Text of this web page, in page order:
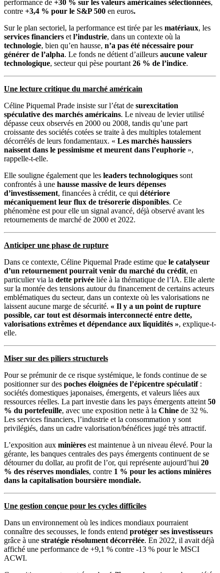
performance de +30 % sur les valeurs américaines sélectionnées,
contre +3,4 % pour le S&P 500 en euros.
Sur le plan sectoriel, la performance est tirée par les matériaux, les
services financiers et l’industrie, dans un contexte où la
technologie, bien qu’en hausse, n’a pas été nécessaire pour
générer de l’alpha. Le fonds ne détient d’ailleurs aucune valeur
technologique, secteur qui pèse pourtant 26 % de l’indice.
Une lecture critique du marché américain
Céline Piquemal Prade insiste sur l’état de surexcitation
spéculative des marchés américains. Le niveau de levier utilisé
dépasse ceux observés en 2000 ou 2008, tandis qu’une part
croissante des sociétés cotées se traite à des multiples totalement
décorrélés de leurs fondamentaux. « Les marchés haussiers
naissent dans le pessimisme et meurent dans l’euphorie »,
rappelle-t-elle.
Elle souligne également que les leaders technologiques sont
confrontés à une hausse massive de leurs dépenses
d’investissement, financées à crédit, ce qui détériore
mécaniquement leur flux de trésorerie disponibles. Ce
phénomène est pour elle un signal avancé, déjà observé avant les
retournements de marché de 2000 et 2022.
Anticiper une phase de rupture
Dans ce contexte, Céline Piquemal Prade estime que le catalyseur
d’un retournement pourrait venir du marché du crédit, en
particulier via la dette privée liée à la thématique de l’IA. Elle alerte
sur la montée des tensions autour du financement de certains acteurs
emblématiques du secteur, dans un contexte où les valorisations ne
laissent aucune marge de sécurité. « Il y a un point de rupture
possible, car tout est désormais interconnecté entre dette,
valorisations extrêmes et dépendance aux liquidités », explique-t-
elle.
Miser sur des piliers structurels
Pour se prémunir de ce risque systémique, le fonds continue de se
positionner sur des poches éloignées de l’épicentre spéculatif:
sociétés domestiques japonaises, émergents, et valeurs liées aux
ressources réelles. La part investie dans les pays émergents atteint 50
% du portefeuille, avec une exposition nette à la Chine de 32 %.
Les services financiers, l’industrie et la consommation y sont
privilégiés, dans un cadre valorisation/bénéfices jugé très attractif.
L’exposition aux minières est maintenue à un niveau élevé. Pour la
gérante, les banques centrales des pays émergents continuent de se
détourner du dollar, au profit de l’or, qui représente aujourd’hui 20
% des réserves mondiales, contre 1 % pour les actions minières
dans la capitalisation boursière mondiale.
Une gestion conçue pour les cycles difficiles
Dans un environnement où les indices mondiaux pourraient
connaître des secousses, le fonds entend protéger ses investisseurs
grâce à une stratégie résolument décorrélée. En 2022, il avait déjà
affiché une performance de +9,1 % contre -13 % pour le MSCI
ACWI.